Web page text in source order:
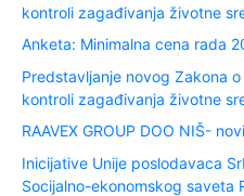
kontroli zagađivanja životne
Anketa: Minimalna cena rada
Predstavljanje novog Zakona
kontroli zagađivanja životne
RAAVEX GROUP DOO NIŠ-
Inicijative Unije poslodavaca
Socijalno-ekonomskog saveta